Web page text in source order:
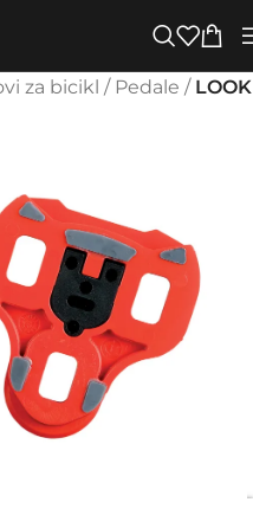
za bicikl / Pedale / LOOK